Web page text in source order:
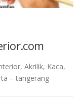
Akrilik, Kaca,
– tangerang